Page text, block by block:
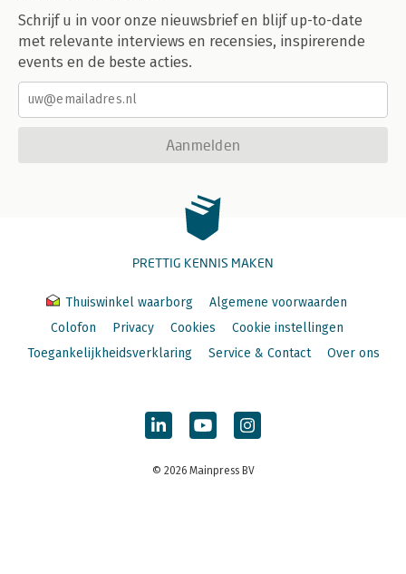
Schrijf u in voor onze nieuwsbrief en blijf up-to-date
met relevante interviews en recensies, inspirerende
events en de beste acties.
Aanmelden
PRETTIG KENNIS MAKEN
Thuiswinkel waarborg
Algemene voorwaarden
Colofon
Privacy Cookies
Cookie instellingen
Toegankelijkheidsverklaring
Service & Contact Over ons
© 2026 Mainpress BV